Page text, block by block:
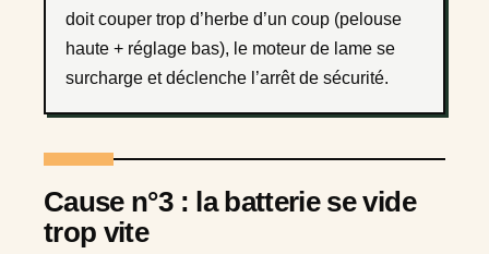
doit couper trop d’herbe d’un coup (pelouse
haute + réglage bas), le moteur de lame se
surcharge et déclenche l’arrêt de sécurité.
Cause n°3 : la batterie se vide
trop vite